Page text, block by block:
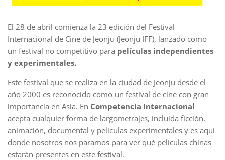
El 28 de abril comienza la 23 edición del Festival
Internacional de Cine de Jeonju (Jeonju IFF), lanzado como
un festival no competitivo para películas independientes
y experimentales.
Este festival que se realiza en la ciudad de Jeonju desde el
año 2000 es reconocido como un festival de cine con gran
importancia en Asia. En Competencia Internacional
acepta cualquier forma de largometrajes, incluída ficción,
animación, documental y películas experimentales y es aquí
donde nosotros nos paramos para ver qué películas chinas
estarán presentes en este festival.